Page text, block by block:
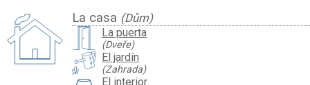
La casa (Dům)
La puerta
(Dveře)
El jardín
(Zahrada)
El interior